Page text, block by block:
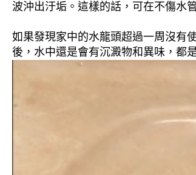
波沖出汙垢。這樣的話，可在不傷水
如果發現家中的水龍頭超過一周沒有
後，水中還是會有沉澱物和異味，都